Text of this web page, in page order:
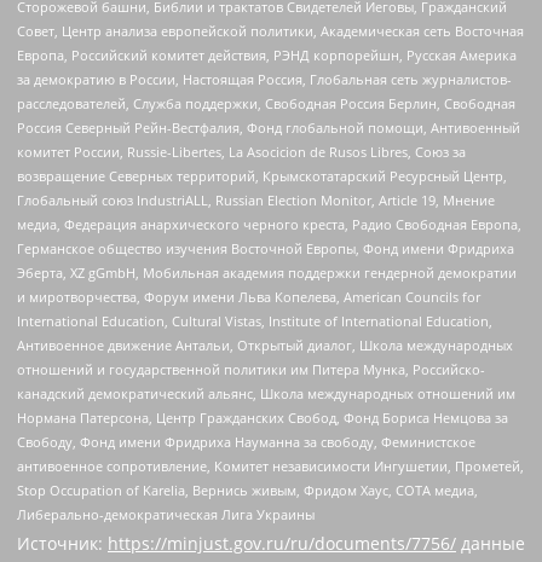
Сторожевой башни, Библии и трактатов Свидетелей Иеговы, Гражданский
Совет, Центр анализа европейской политики, Академическая сеть Восточная
Европа, Российский комитет действия, РЭНД корпорейшн, Русская Америка
за демократию в России, Настоящая Россия, Глобальная сеть журналистов-
расследователей, Служба поддержки, Свободная Россия Берлин, Свободная
Россия Северный Рейн-Вестфалия, Фонд глобальной помощи, Антивоенный
комитет России, Russie-Libertes, La Asocicion de Rusos Libres, Союз за
возвращение Северных территорий, Крымскотатарский Ресурсный Центр,
Глобальный союз IndustriALL, Russian Election Monitor, Article 19, Мнение
медиа, Федерация анархического черного креста, Радио Свободная Европа,
Германское общество изучения Восточной Европы, Фонд имени Фридриха
Эберта, XZ gGmbH, Мобильная академия поддержки гендерной демократии
и миротворчества, Форум имени Льва Копелева, American Councils for
International Education, Cultural Vistas, Institute of International Education,
Антивоенное движение Антальи, Открытый диалог, Школа международных
отношений и государственной политики им Питера Мунка, Российско-
канадский демократический альянс, Школа международных отношений им
Нормана Патерсона, Центр Гражданских Свобод, Фонд Бориса Немцова за
Свободу, Фонд имени Фридриха Науманна за свободу, Феминистское
антивоенное сопротивление, Комитет независимости Ингушетии, Прометей,
Stop Occupation of Karelia, Вернись живым, Фридом Хаус, СОТА медиа,
Либерально-демократическая Лига Украины
Источник: https://minjust.gov.ru/ru/documents/7756/ данные